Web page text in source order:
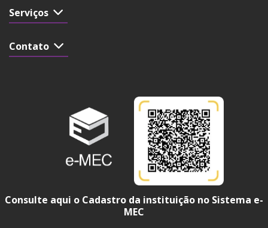
Serviços
Contato
Consulte aqui o Cadastro da instituição no Sistema e-
MEC